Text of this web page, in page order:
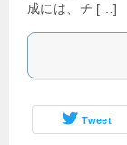
成には、チ […]
Tweet